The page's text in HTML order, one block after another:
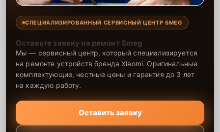
СПЕЦИАЛИЗИРОВАННЫЙ СЕРВИСНЫЙ ЦЕНТР SMEG
Оставьте заявку на ремонт Smeg
Мы — сервисный центр, который специализируется
на ремонте устройств бренда Xiaomi. Оригинальные
комплектующие, честные цены и гарантия до 3 лет
на каждую работу.
Оставить заявку